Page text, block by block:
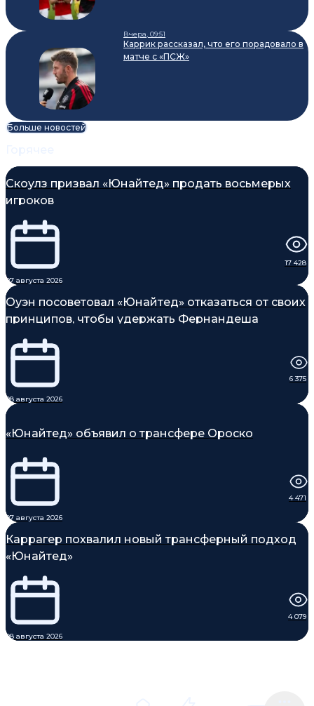
Вчера, 09:51
Каррик рассказал, что его порадовало в
матче с «ПСЖ»
Больше новостей
Скоулз призвал «Юнайтед» продать восьмерых
игроков
07 августа 2026
17 428
Оуэн посоветовал «Юнайтед» отказаться от своих
принципов, чтобы удержать Фернандеша
08 августа 2026
6 375
«Юнайтед» объявил о трансфере Ороско
07 августа 2026
4 471
Каррагер похвалил новый трансферный подход
«Юнайтед»
08 августа 2026
4 079